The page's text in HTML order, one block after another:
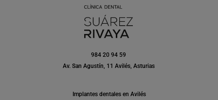
984 20 94 59
Av. San Agustín, 11 Avilés, Asturias
Implantes dentales en Avilés